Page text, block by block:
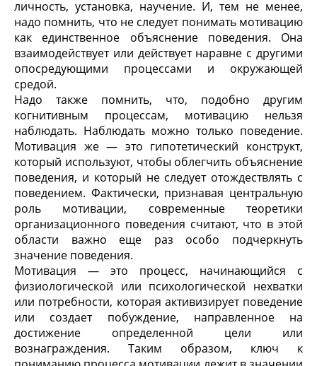
личность, установка, научение. И, тем не менее,
надо помнить, что не следует понимать мотивацию
как единственное объяснение поведения. Она
взаимодействует или действует наравне с другими
опосредующими процессами и окружающей
средой.
Надо также помнить, что, подобно другим
когнитивным процессам, мотивацию нельзя
наблюдать. Наблюдать можно только поведение.
Мотивация же — это гипотетический конструкт,
который используют, чтобы облегчить объяснение
поведения, и который не следует отождествлять с
поведением. Фактически, признавая центральную
роль мотивации, современные теоретики
организационного поведения считают, что в этой
области важно еще раз особо подчеркнуть
значение поведения.
Мотивация — это процесс, начинающийся с
физиологической или психологической нехватки
или потребности, которая активизирует поведение
или создает побуждение, направленное на
достижение определенной цели или
вознаграждения. Таким образом, ключ к